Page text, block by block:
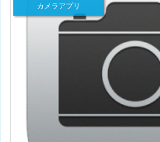
カメラアプリ